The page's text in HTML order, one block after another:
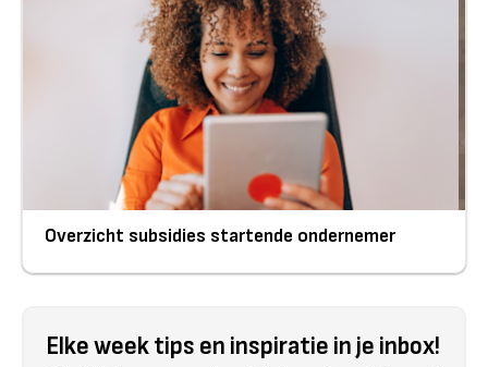
Overzicht subsidies startende ondernemer
Elke week tips en inspiratie in je inbox!